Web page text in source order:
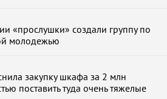
«прослушки» создали группу по
молодежью
закупку шкафа за 2 млн
поставить туда очень тяжелые